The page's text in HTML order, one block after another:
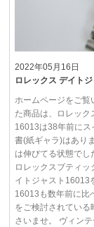
2022年05月16日
ロレックス デイト
ホームページをご覧いただ
た商品は、ロレックス・デ
16013は38年前にス
書(紙ギャラ)はあり
は伸びてる状態でし
ロレックスブティ
イトジャスト16013を手
16013も数年前に比
をご検討されてい
さいませ。 ヴィンテージロレックスは、ぜひ買取相場が上がっているこの